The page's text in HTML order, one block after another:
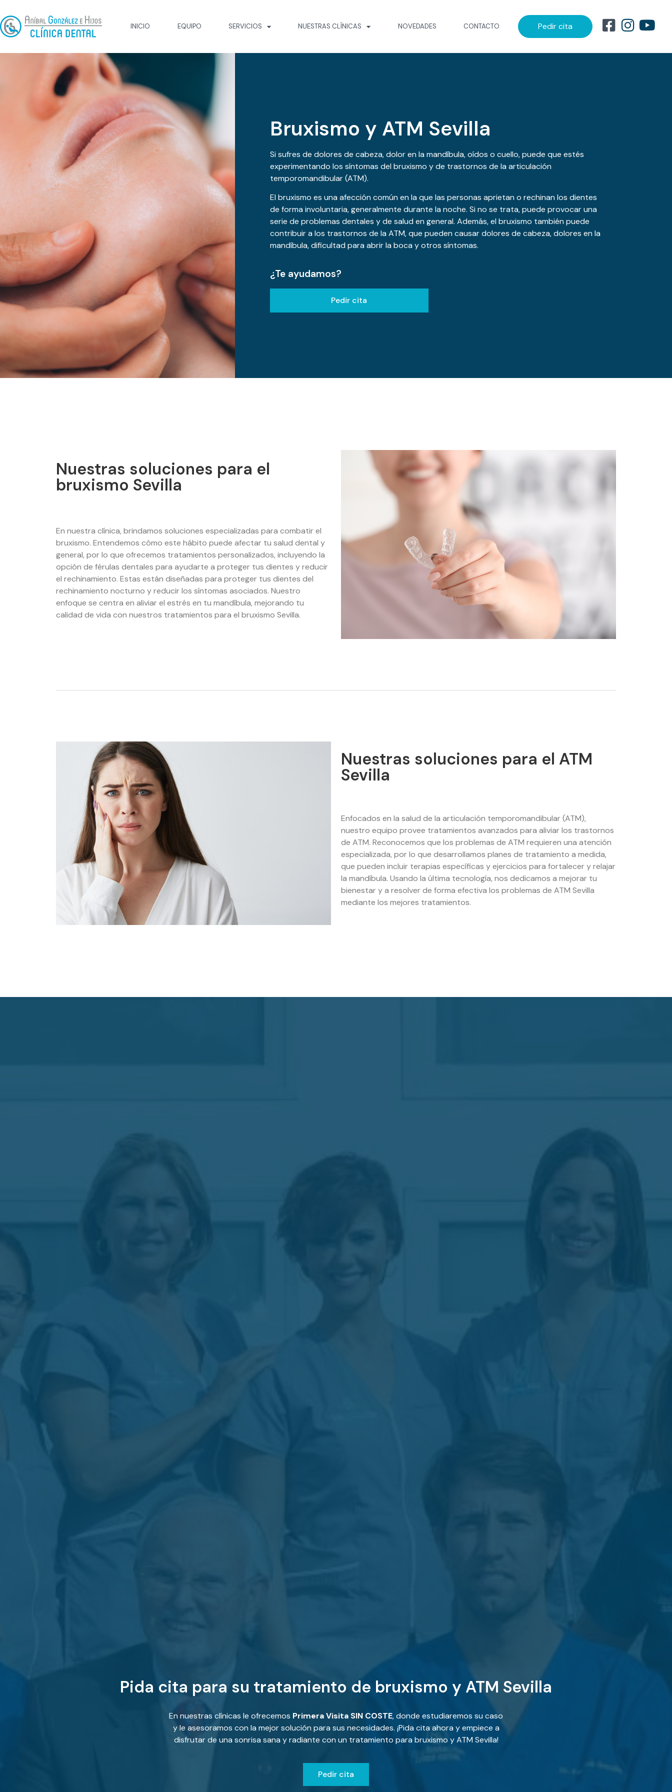
INICIO EQUIPO SERVICIOS NUESTRAS CLÍNICAS NOVEDADES CONTACTO Pedir cita
Bruxismo y ATM Sevilla
Si sufres de dolores de cabeza, dolor en la mandíbula, oídos o cuello, puede que estés
experimentando los síntomas del bruxismo y de trastornos de la articulación
temporomandibular (ATM).
El bruxismo es una afección común en la que las personas aprietan o rechinan los dientes
de forma involuntaria, generalmente durante la noche. Si no se trata, puede provocar una
serie de problemas dentales y de salud en general. Además, el bruxismo también puede
contribuir a los trastornos de la ATM, que pueden causar dolores de cabeza, dolores en la
mandíbula, dificultad para abrir la boca y otros síntomas.
¿Te ayudamos?
Pedir cita
Nuestras soluciones para el
bruxismo Sevilla
En nuestra clínica, brindamos soluciones especializadas para combatir el
bruxismo. Entendemos cómo este hábito puede afectar tu salud dental y
general, por lo que ofrecemos tratamientos personalizados, incluyendo la
opción de férulas dentales para ayudarte a proteger tus dientes y reducir
el rechinamiento. Estas están diseñadas para proteger tus dientes del
rechinamiento nocturno y reducir los síntomas asociados. Nuestro
enfoque se centra en aliviar el estrés en tu mandíbula, mejorando tu
calidad de vida con nuestros tratamientos para el bruxismo Sevilla.
Nuestras soluciones para el ATM
Sevilla
Enfocados en la salud de la articulación temporomandibular (ATM),
nuestro equipo provee tratamientos avanzados para aliviar los trastornos
de ATM. Reconocemos que los problemas de ATM requieren una atención
especializada, por lo que desarrollamos planes de tratamiento a medida,
que pueden incluir terapias específicas y ejercicios para fortalecer y relajar
la mandíbula. Usando la última tecnología, nos dedicamos a mejorar tu
bienestar y a resolver de forma efectiva los problemas de ATM Sevilla
mediante los mejores tratamientos.
Pida cita para su tratamiento de bruxismo y ATM Sevilla
En nuestras clínicas le ofrecemos Primera Visita SIN COSTE, donde estudiaremos su caso
y le asesoramos con la mejor solución para sus necesidades. ¡Pida cita ahora y empiece a
disfrutar de una sonrisa sana y radiante con un tratamiento para bruxismo y ATM Sevilla!
Pedir cita